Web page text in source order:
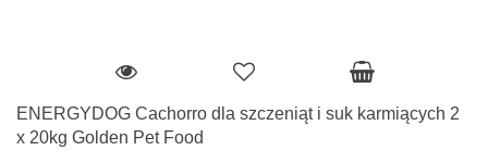
ENERGYDOG Cachorro dla szczeniąt i suk karmiących 2
x 20kg Golden Pet Food